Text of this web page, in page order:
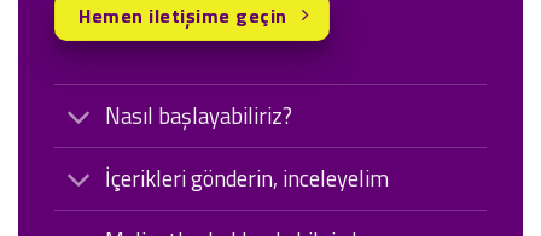
Nasıl başlayabiliriz?
İçerikleri gönderin, inceleyelim
Hemen iletişime geçin